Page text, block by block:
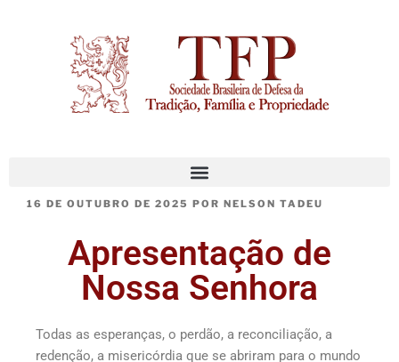
16 DE OUTUBRO DE 2025 POR NELSON TADEU
Apresentação de
Nossa Senhora
Todas as esperanças, o perdão, a reconciliação, a
redenção, a misericórdia que se abriram para o mundo